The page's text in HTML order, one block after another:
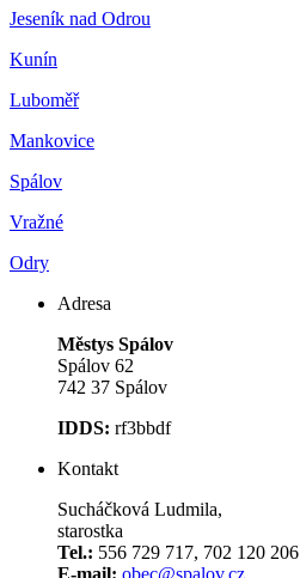
Jeseník nad Odrou
Kunín
Luboměř
Mankovice
Spálov
Vražné
Odry
Adresa
Městys Spálov
Spálov 62
742 37 Spálov
IDDS: rf3bbdf
Kontakt
Sucháčková Ludmila,
starostka
Tel.: 556 729 717, 702 120 206
E-mail: obec@spalov.cz